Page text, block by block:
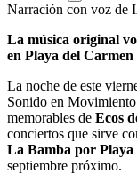
Narración con voz de
La música original
en Playa del
La noche de este
Sonido en
memorables de Ecos
conciertos que sirve
La Bamba por
septiembre próximo.